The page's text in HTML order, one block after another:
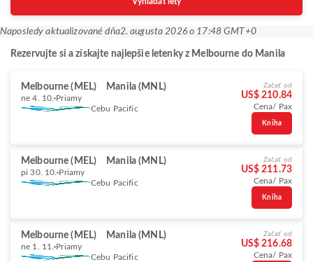
Naposledy aktualizované dňa2. augusta 2026 o 17:48 GMT+0
Rezervujte si a získajte najlepšie letenky z Melbourne do Manila
Melbourne (MEL) Manila (MNL)
ne 4. 10. Priamy
Cebu Pacific
Začať od
US$ 210.84
Cena/ Pax
Kniha
Melbourne (MEL) Manila (MNL)
pi 30. 10. Priamy
Cebu Pacific
Začať od
US$ 211.73
Cena/ Pax
Kniha
Melbourne (MEL) Manila (MNL)
ne 1. 11. Priamy
Cebu Pacific
Začať od
US$ 216.68
Cena/ Pax